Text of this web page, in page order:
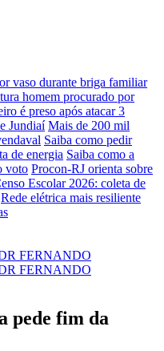
vaso durante briga familiar
homem procurado por
é preso após atacar 3
Jundiaí Mais de 200 mil
Saiba como pedir
de energia Saiba como a
voto Procon-RJ orienta sobre
Escolar 2026: coleta de
Rede elétrica mais resiliente
pede fim da